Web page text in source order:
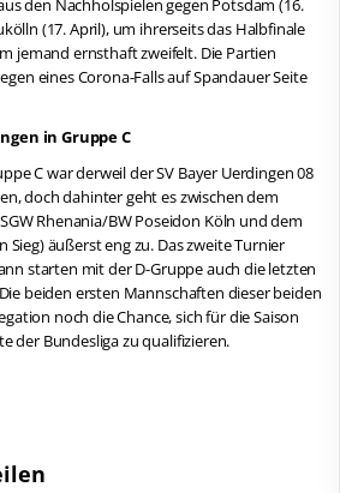
den Nachholspielen gegen Potsdam (16.
(17. April), um ihrerseits das Halbfinale
jemand ernsthaft zweifelt. Die Partien
eines Corona-Falls auf Spandauer Seite
in Gruppe C
C war derweil der SV Bayer Uerdingen 08
doch dahinter geht es zwischen dem
Rhenania/BW Poseidon Köln und dem
Sieg) äußerst eng zu. Das zweite Turnier
starten mit der D-Gruppe auch die letzten
beiden ersten Mannschaften dieser beiden
noch die Chance, sich für die Saison
der Bundesliga zu qualifizieren.